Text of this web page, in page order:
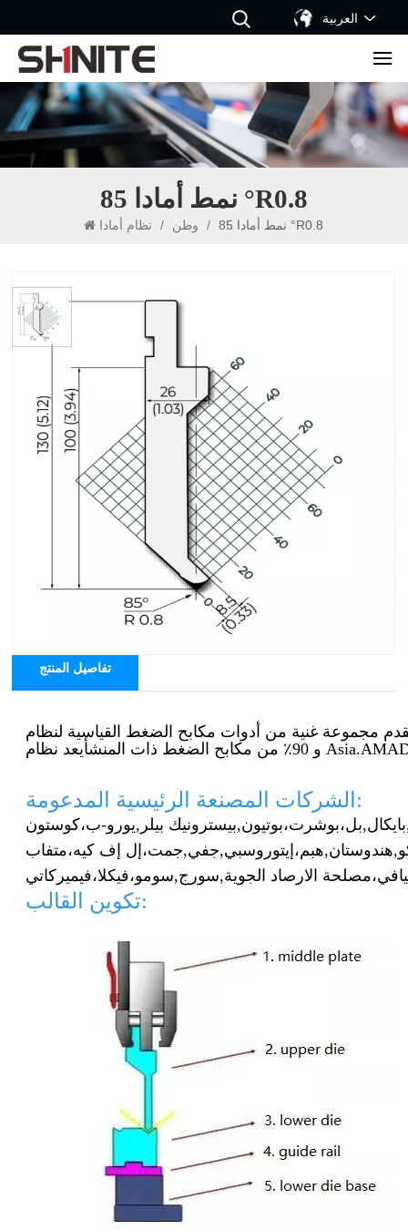
العربية
نمط أمادا 85 °R0.8
وطن / نظام أمادا / نمط أمادا 85 °R0.8
نمط أمادا 85 °R0.8
نظام الأداة: نظام أمادا
الزاوية: 85 درجة
نصف القطر: R0.8 مم
الارتفاع الفعال: 128 ملم
الارتفاع الإجمالي: 158 ملم
الحمولة القصوى: 800 كيلو نيوتن/م
المواد: 42CrMo4
تفاصيل المنتج
و 90٪ من مكابح الضغط ذات المنشأ
الشركات المصنعة الرئيسية المدعومة:
بايكال,بل،بوشرت،بوتيون,بيسترونيك بيلر,يورو-ب،
هندوستان,هبم، إيتوروسبي,جفي,جمت، إل إف كيه،
مصلحة الارصاد الجوية,سورج,سومو،فيكلا،
تكوين القالب: